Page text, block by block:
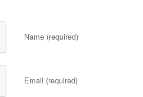
Name (required)
Email (required)